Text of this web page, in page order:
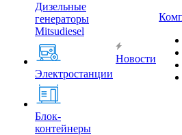
Дизельные
генераторы
Mitsudiesel
Электростанции
Блок-
контейнеры
Новости